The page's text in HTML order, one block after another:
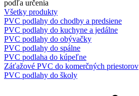
podľa určenia
Všetky produkty
PVC podlahy do chodby a predsiene
PVC podlahy do kuchyne a jedálne
PVC podlahy do obývačky
PVC podlahy do spálne
PVC podlaha do kúpeľne
Záťažové PVC do komerčných priestorov
PVC podlahy do školy